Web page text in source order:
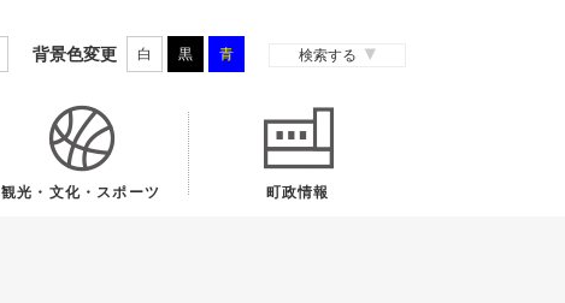
背景色変更 白 黒 青 検索する
観光・文化・スポーツ 町政情報